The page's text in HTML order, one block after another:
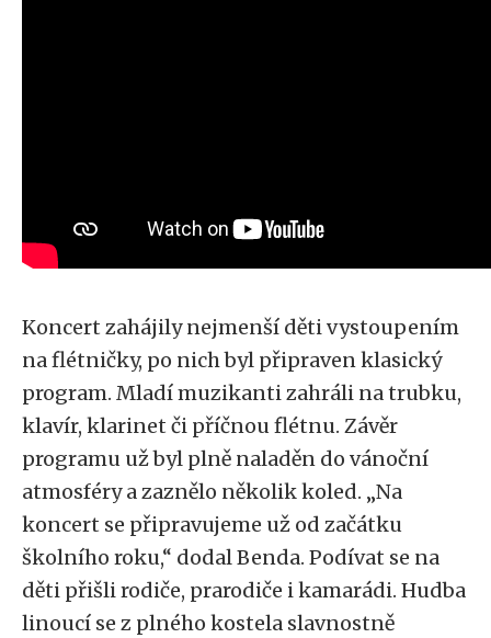
Koncert zahájily nejmenší děti vystoupením
na flétničky, po nich byl připraven klasický
program. Mladí muzikanti zahráli na trubku,
klavír, klarinet či příčnou flétnu. Závěr
programu už byl plně naladěn do vánoční
atmosféry a zaznělo několik koled. „Na
koncert se připravujeme už od začátku
školního roku,“ dodal Benda. Podívat se na
děti přišli rodiče, prarodiče i kamarádi. Hudba
linoucí se z plného kostela slavnostně